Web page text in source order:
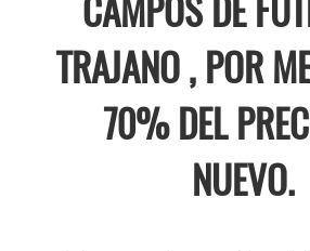
CAMPOS DE
TRAJANO , POR
70% DEL
NUEVO.